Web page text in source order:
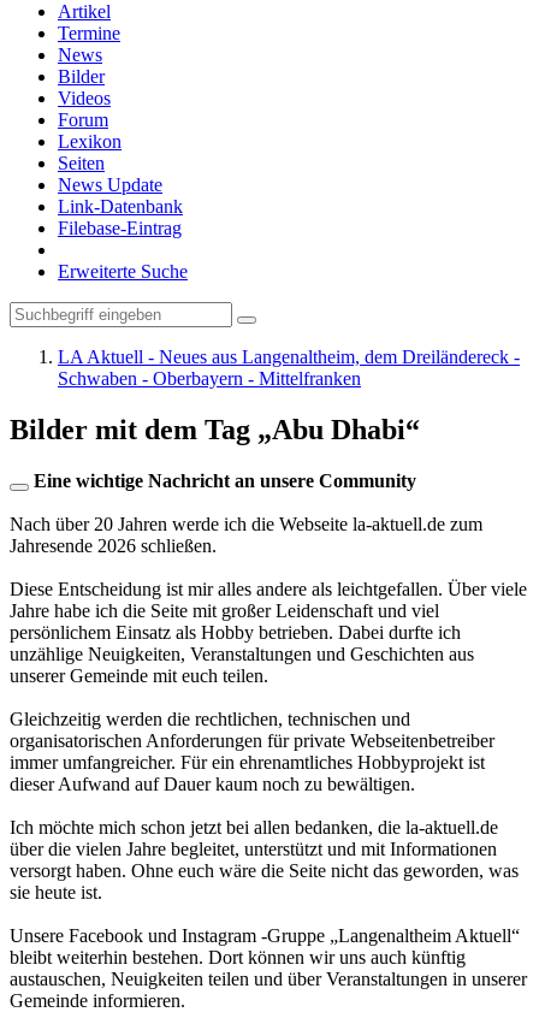
Artikel
Termine
News
Bilder
Videos
Forum
Lexikon
Seiten
News Update
Link-Datenbank
Filebase-Eintrag
Erweiterte Suche
LA Aktuell - Neues aus Langenaltheim, dem Dreiländereck -
Schwaben - Oberbayern - Mittelfranken
Bilder mit dem Tag „Abu Dhabi“
Eine wichtige Nachricht an unsere Community
Nach über 20 Jahren werde ich die Webseite la-aktuell.de zum
Jahresende 2026 schließen.
Diese Entscheidung ist mir alles andere als leichtgefallen. Über viele
Jahre habe ich die Seite mit großer Leidenschaft und viel
persönlichem Einsatz als Hobby betrieben. Dabei durfte ich
unzählige Neuigkeiten, Veranstaltungen und Geschichten aus
unserer Gemeinde mit euch teilen.
Gleichzeitig werden die rechtlichen, technischen und
organisatorischen Anforderungen für private Webseitenbetreiber
immer umfangreicher. Für ein ehrenamtliches Hobbyprojekt ist
dieser Aufwand auf Dauer kaum noch zu bewältigen.
Ich möchte mich schon jetzt bei allen bedanken, die la-aktuell.de
über die vielen Jahre begleitet, unterstützt und mit Informationen
versorgt haben. Ohne euch wäre die Seite nicht das geworden, was
sie heute ist.
Unsere Facebook und Instagram -Gruppe „Langenaltheim Aktuell“
bleibt weiterhin bestehen. Dort können wir uns auch künftig
austauschen, Neuigkeiten teilen und über Veranstaltungen in unserer
Gemeinde informieren.